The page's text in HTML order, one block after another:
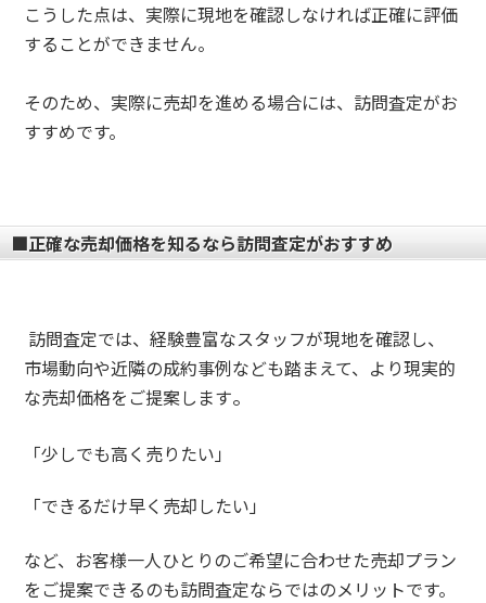
こうした点は、実際に現地を確認しなければ正確に評価
することができません。
そのため、実際に売却を進める場合には、訪問査定がお
すすめです。
■正確な売却価格を知るなら訪問査定がおすすめ
訪問査定では、経験豊富なスタッフが現地を確認し、
市場動向や近隣の成約事例なども踏まえて、より現実的
な売却価格をご提案します。
「少しでも高く売りたい」
「できるだけ早く売却したい」
など、お客様一人ひとりのご希望に合わせた売却プラン
をご提案できるのも訪問査定ならではのメリットです。